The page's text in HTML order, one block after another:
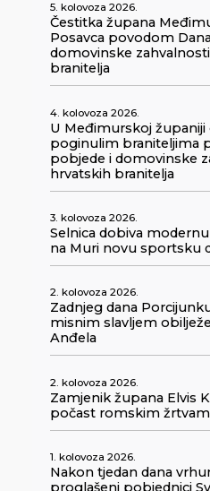
5. kolovoza 2026.
Čestitka župana
Posavca povodom
domovinske
branitelja
4. kolovoza 2026.
U Međimurskoj županiji
poginulim braniteljima
pobjede i domovinske
hrvatskih branitelja
3. kolovoza 2026.
Selnica dobiva
na Muri novu sportsku
2. kolovoza 2026.
Zadnjeg dana
misnim slavljem
Anđela
2. kolovoza 2026.
Zamjenik župana Elvis
počast romskim
1. kolovoza 2026.
Nakon tjedan dana
proglašeni pobjednici